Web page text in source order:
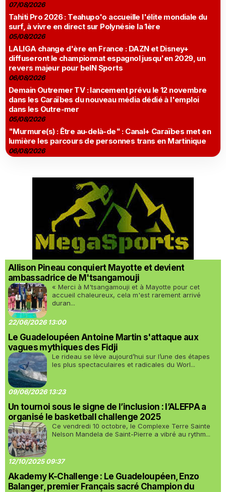
07/08/2026
Tahiti Pro 2026 : Teahupo'o accueille l'élite mondiale du
surf, à vivre en direct sur Polynésie la 1ère
05/08/2026
LALIGA change d'ère en France : DAZN et Disney+
diffuseront le championnat espagnol jusqu'en 2029, un
revers majeur pour beIN Sports
06/08/2026
Demain Outremer TV : lancement prévu le 12 novembre
dans les Caraïbes du nouveau média dédié à l'emploi
dans les Outre-mer
05/08/2026
"Murmure(s) : Être au-delà-de" : Canal+ Caraïbes met en
lumière les parcours de personnes trans en Martinique
06/08/2026
Allison Pineau conquiert Mayotte et devient
ambassadrice de M'tsangamouji
« Merci à M'tsangamouji et à Mayotte pour cet
accueil chaleureux, cela m'est rarement arrivé
duran...
22/06/2026 13:00
Le Guadeloupéen Antoine Martin s'attaque aux
vagues mythiques des Fidji
Le rideau se lève aujourd’hui sur l’une des étapes
les plus spectaculaires et radicales du Worl...
09/06/2026 13:23
Un tournoi sous le signe de l’inclusion : l’ALEFPA a
organisé le basketball challenge 2025
Ce vendredi 10 octobre, le Complexe Terre Sainte
Nelson Mandela de Saint-Pierre a vibré au rythm...
12/10/2025 09:37
Akademy K-Challenge : Le Guadeloupéen, Enzo
Balanger, premier Français sacré Champion du